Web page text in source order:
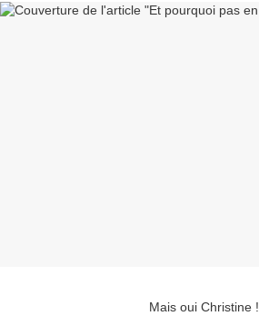
Mais oui Christine !